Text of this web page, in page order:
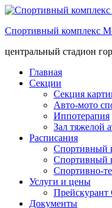
Спортивный комплекс
центральный стадион
Главная
Секции
Секция
Авто-мото
Иппотерапия
Зал тяжелой
Расписания
Спортивный
Спортивный
Спортивно-
Услуги и цены
Документы